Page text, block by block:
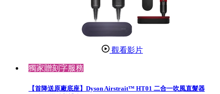
觀看影片
獨家贈刻字服務
【首降送原廠底座】Dyson Airstrait™ HT01 二合一吹風直髮器